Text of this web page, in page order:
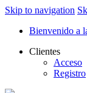
Skip to navigation
Bienvenido a
Clientes
Acceso
Registro